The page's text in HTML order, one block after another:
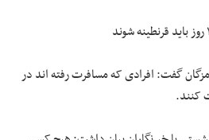
گفت: افرادی که مسافرت رفته اند در